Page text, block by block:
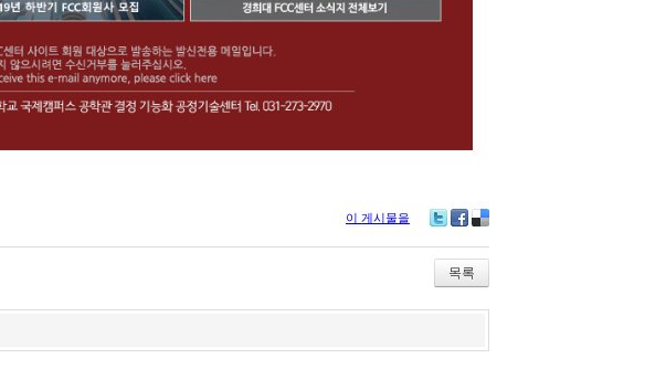
이 게시물을
itte ce
bo
ok
lici
ou
s
목록